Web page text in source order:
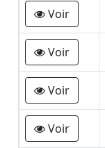
Voir
Voir
Voir
Voir